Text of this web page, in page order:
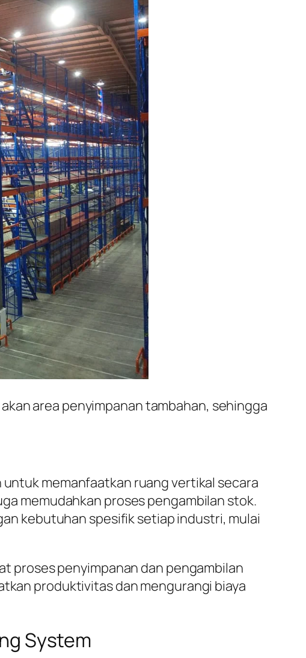
area penyimpanan tambahan, sehingga
memanfaatkan ruang vertikal secara
memudahkan proses pengambilan stok.
kebutuhan spesifik setiap industri, mulai
proses penyimpanan dan pengambilan
produktivitas dan mengurangi biaya
System